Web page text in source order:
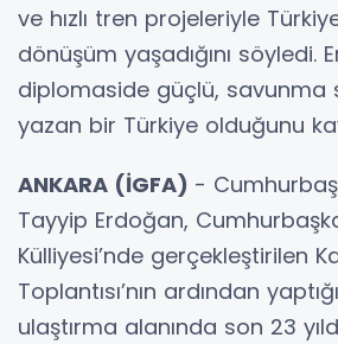
ve hızlı tren projeleriyle
dönüşüm yaşadığını söyledi.
diplomaside güçlü, savunma
yazan bir Türkiye olduğunu
ANKARA (İGFA) -
Tayyip Erdoğan,
Külliyesi’nde gerçekleştirilen
Toplantısı’nın ardından
ulaştırma alanında son 23